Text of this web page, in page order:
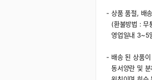
상품 품절, 배
(환불방법 : 무
영업일내 3~5
배송 된 상품
동서양란 및